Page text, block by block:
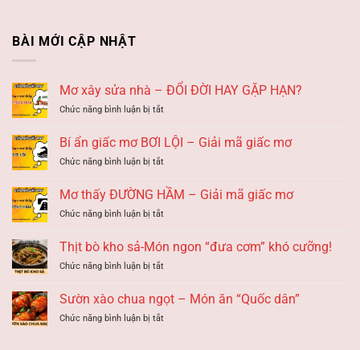
BÀI MỚI CẬP NHẬT
Mơ xây sửa nhà – ĐỔI ĐỜI HAY GẶP HẠN?
Chức năng bình luận bị tắtở
xây
sửa
nhà
ĐỔI
HAY
HẠN?
Bí ẩn giấc mơ BƠI LỘI – Giải mã giấc mơ
Chức năng bình luận bị tắtở
ẩn
giấc
mơ
LỘI
Giải
giấc
Mơ thấy ĐƯỜNG HẦM – Giải mã giấc mơ
Chức năng bình luận bị tắtở
ĐƯỜNG
HẦM
Giải
mã
giấc
Thịt bò kho sả-Món ngon “đưa cơm” khó cưỡng!
Chức năng bình luận bị tắtở
bò
kho
sả-
Sườn xào chua ngọt – Món ăn “Quốc dân”
Chức năng bình luận bị tắtở